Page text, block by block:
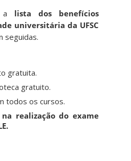
a lista dos benefícios
universitária da UFSC
seguidas.
gratuita.
gratuito.
todos os cursos.
realização do exame